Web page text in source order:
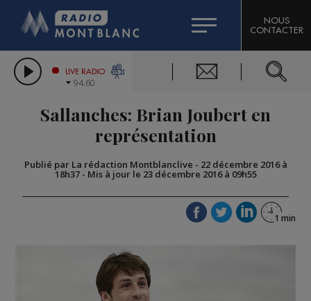
LES CHRONIQUES DE L'EXPERT
CITIZEN MACHINERY
GRAND MASSIF DOMAINES SKIABLES
BIGARD
COMPAGNIE DU MONT-BLANC
NOUS
CONTACTER
LIVE RADIO
94.60
Sallanches: Brian Joubert en
représentation
Publié par La rédaction Montblanclive - 22 décembre 2016 à
18h37- Mis à jour le 23 décembre 2016 à 09h55